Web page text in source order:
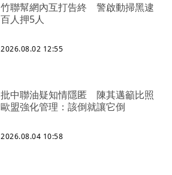
竹聯幫網內互打告終 警啟動掃黑逮
百人押5人
2026.08.02 12:55
批中聯油疑知情隱匿 陳其邁籲比照
歐盟強化管理：該倒就讓它倒
2026.08.04 10:58